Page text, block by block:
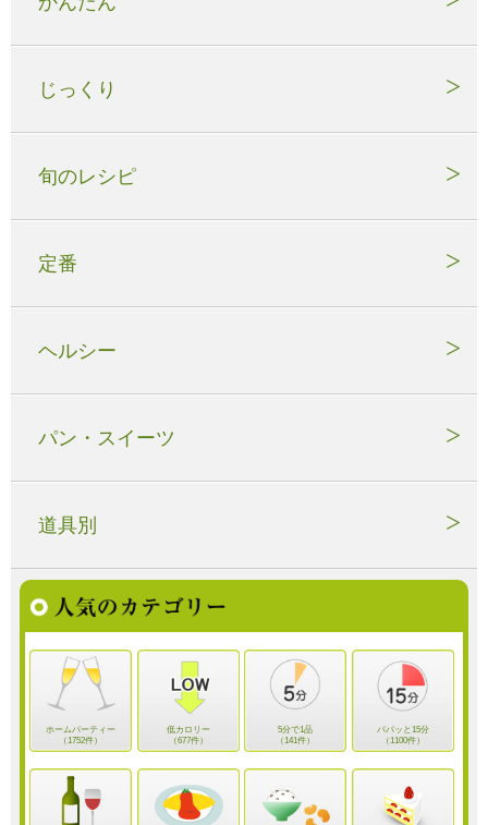
じっくり
旬のレシピ
定番
ヘルシー
パン・スイーツ
道具別
ホームパーティー
（1752件）
低カロリー
（677件）
5分で1品
（141件）
パパッと15分
（1100件）